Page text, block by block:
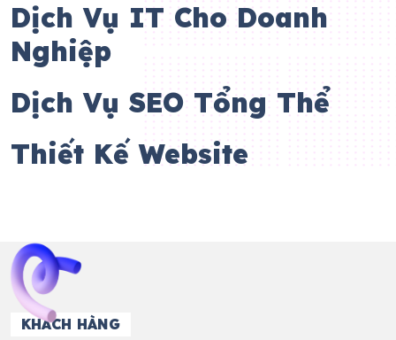
Dịch Vụ IT Cho Doanh
Nghiệp
Dịch Vụ SEO Tổng Thể
Thiết Kế Website
KHÁCH HÀNG